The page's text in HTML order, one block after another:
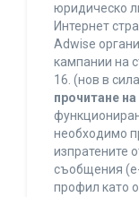
юридическо
Интернет
Adwise
кампании на
16. (нов в
прочитане
необходимо
изпратените
съобщения
профил като